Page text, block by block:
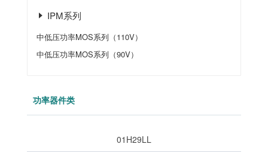
IPM系列
中低压功率MOS系列（110V）
中低压功率MOS系列（90V）
功率器件类
01H29LL